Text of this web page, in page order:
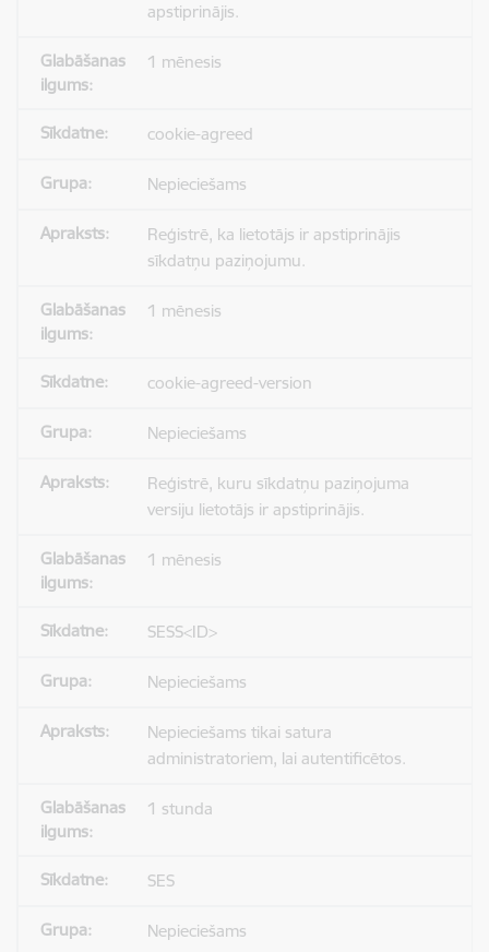
apstiprinājis.
1 mēnesis
cookie-agreed
Nepieciešams
Reģistrē, ka lietotājs ir apstiprinājis
sīkdatņu paziņojumu.
1 mēnesis
cookie-agreed-version
Nepieciešams
Reģistrē, kuru sīkdatņu paziņojuma
versiju lietotājs ir apstiprinājis.
1 mēnesis
SESS<ID>
Nepieciešams
Nepieciešams tikai satura
administratoriem, lai autentificētos.
1 stunda
SES
Nepieciešams